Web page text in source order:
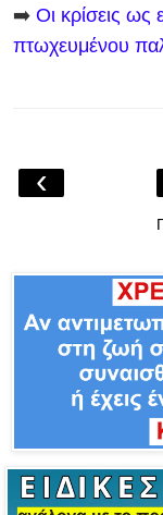
➡️ Οι κρίσεις ως
πτωχευμένου
‹